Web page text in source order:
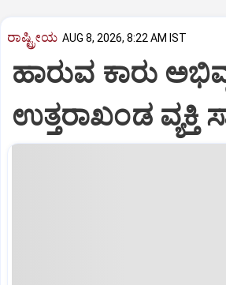
ರಾಷ್ಟ್ರೀಯ AUG 8, 2026, 8:22 AM IST
ಹಾರುವ ಕಾರು
ಉತ್ತರಾಖಂಡ ವ್ಯಕ್ತಿ